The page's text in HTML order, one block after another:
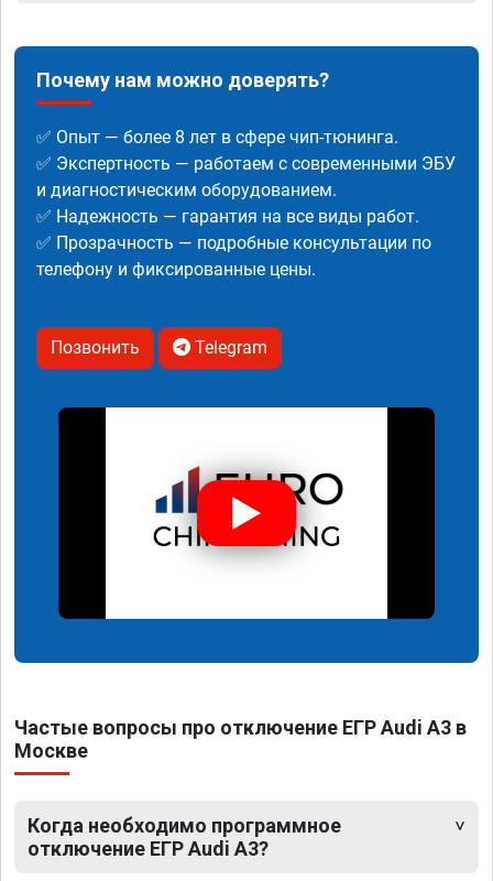
Почему нам можно доверять?
✅ Опыт — более 8 лет в сфере чип-тюнинга.
✅ Экспертность — работаем с современными ЭБУ
и диагностическим оборудованием.
✅ Надежность — гарантия на все виды работ.
✅ Прозрачность — подробные консультации по
телефону и фиксированные цены.
Позвонить Telegram
Частые вопросы про отключение ЕГР Audi A3 в
Москве
Когда необходимо программное
отключение ЕГР Audi A3?